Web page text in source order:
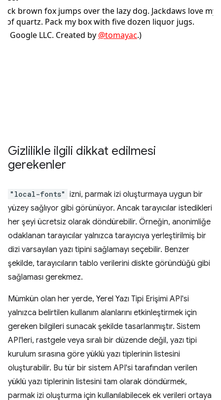
Gizlilikle ilgili dikkat edilmesi
gerekenler
"local-fonts" izni, parmak izi oluşturmaya uygun bir
yüzey sağlıyor gibi görünüyor. Ancak tarayıcılar istedikleri
her şeyi ücretsiz olarak döndürebilir. Örneğin, anonimliğe
odaklanan tarayıcılar yalnızca tarayıcıya yerleştirilmiş bir
dizi varsayılan yazı tipini sağlamayı seçebilir. Benzer
şekilde, tarayıcıların tablo verilerini diskte göründüğü gibi
sağlaması gerekmez.
Mümkün olan her yerde, Yerel Yazı Tipi Erişimi API'si
yalnızca belirtilen kullanım alanlarını etkinleştirmek için
gereken bilgileri sunacak şekilde tasarlanmıştır. Sistem
API'leri, rastgele veya sıralı bir düzende değil, yazı tipi
kurulum sırasına göre yüklü yazı tiplerinin listesini
oluşturabilir. Bu tür bir sistem API'si tarafından verilen
yüklü yazı tiplerinin listesini tam olarak döndürmek,
parmak izi oluşturma için kullanılabilecek ek verileri ortaya